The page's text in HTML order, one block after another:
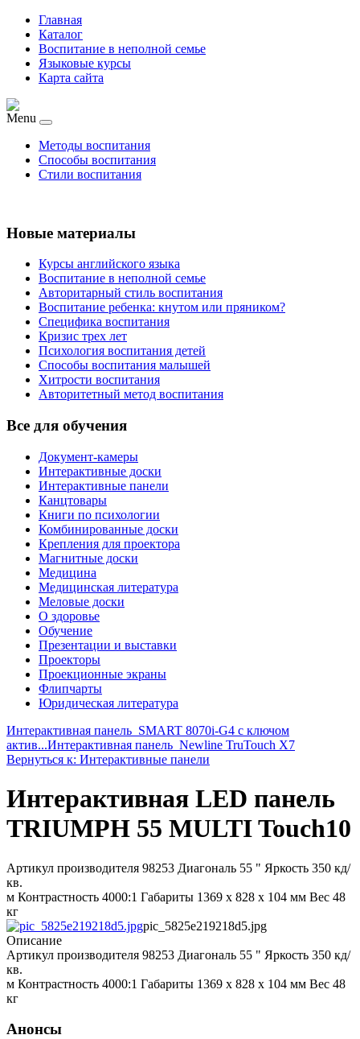
Главная
Каталог
Воспитание в неполной семье
Языковые курсы
Карта сайта
Menu
Методы воспитания
Способы воспитания
Стили воспитания
Новые материалы
Курсы английского языка
Воспитание в неполной семье
Авторитарный стиль воспитания
Воспитание ребенка: кнутом или пряником?
Специфика воспитания
Кризис трех лет
Психология воспитания детей
Способы воспитания малышей
Хитрости воспитания
Авторитетный метод воспитания
Все для обучения
Документ-камеры
Интерактивные доски
Интерактивные панели
Канцтовары
Книги по психологии
Комбинированные доски
Крепления для проектора
Магнитные доски
Медицина
Медицинская литература
Меловые доски
О здоровье
Обучение
Презентации и выставки
Проекторы
Проекционные экраны
Флипчарты
Юридическая литература
Интерактивная панель_SMART 8070i-G4 c ключом
актив...Интерактивная панель_Newline TruTouch X7
Вернуться к: Интерактивные панели
Интерактивная LED панель
TRIUMPH 55 MULTI Touch10
Артикул производителя 98253 Диагональ 55 " Яркость 350 кд/
кв.
м Контрастность 4000:1 Габариты 1369 x 828 x 104 мм Вес 48
кг
pic_5825e219218d5.jpg
Описание
Артикул производителя 98253 Диагональ 55 " Яркость 350 кд/
кв.
м Контрастность 4000:1 Габариты 1369 x 828 x 104 мм Вес 48
кг
Анонсы